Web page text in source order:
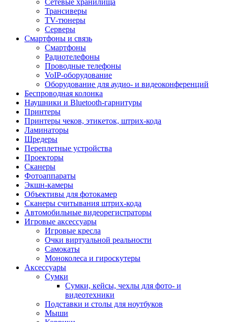
Сетевые хранилища
Трансиверы
TV-тюнеры
Серверы
Смартфоны и связь
Смартфоны
Радиотелефоны
Проводные телефоны
VoIP-оборудование
Оборудование для аудио- и видеоконференций
Беспроводная колонка
Наушники и Bluetooth-гарнитуры
Принтеры
Принтеры чеков, этикеток, штрих-кода
Ламинаторы
Шредеры
Переплетные устройства
Проекторы
Сканеры
Фотоаппараты
Экшн-камеры
Объективы для фотокамер
Сканеры считывания штрих-кода
Автомобильные видеорегистраторы
Игровые аксессуары
Игровые кресла
Очки виртуальной реальности
Самокаты
Моноколеса и гироскутеры
Аксессуары
Сумки
Сумки, кейсы, чехлы для фото- и
видеотехники
Подставки и столы для ноутбуков
Мыши